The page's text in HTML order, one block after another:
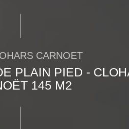
CARNOET
PLAIN PIED -
145 M2